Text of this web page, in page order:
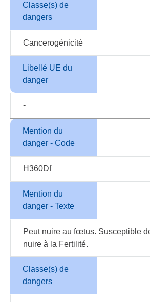
Classe(s) de
dangers
Cancerogénicité
Libellé UE du
danger
-
Mention du
danger - Code
H360Df
Mention du
danger - Texte
Peut nuire au fœtus. Susceptible
nuire à la Fertilité.
Classe(s) de
dangers